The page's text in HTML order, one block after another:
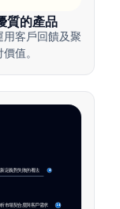
質的產品
客戶回饋及聚
值。
定義對失敗的看法 4
市場契合度與客戶需求 14